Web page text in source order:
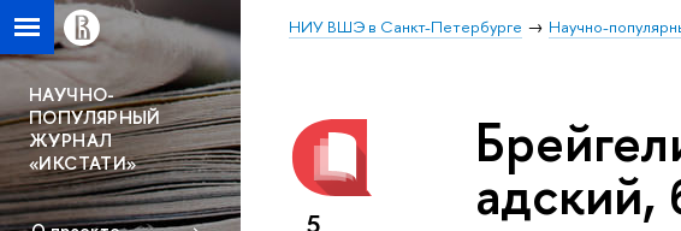
НИУ ВШЭ в Санкт-Петербурге Научно-
НАУЧНО-
ПОПУЛЯРНЫЙ
ЖУРНАЛ
«ИКСТАТИ»
адский,